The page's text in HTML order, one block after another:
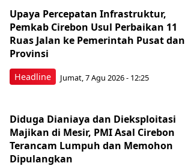
Headline
Upaya Percepatan Infrastruktur,
Pemkab Cirebon Usul Perbaikan 11
Ruas Jalan ke Pemerintah Pusat dan
Provinsi
Jumat, 7 Agu 2026 - 12:25
Diduga Dianiaya dan Dieksploitasi
Majikan di Mesir, PMI Asal Cirebon
Terancam Lumpuh dan Memohon
Dipulangkan